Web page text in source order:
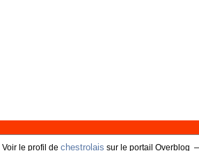
Voir le profil de chestrolais sur le portail Overblog